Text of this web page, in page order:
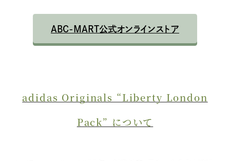
ABC-MART公式オンラインストア
adidas Originals “Liberty London
Pack” について